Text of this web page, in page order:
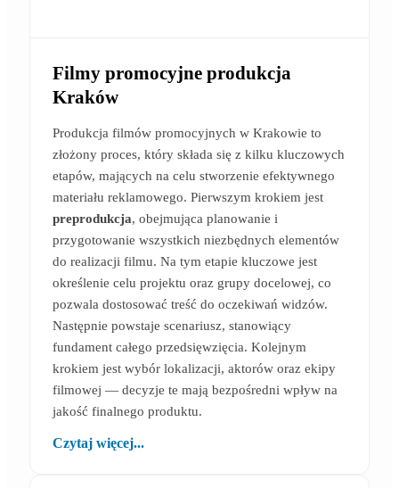
Filmy promocyjne produkcja
Kraków
Produkcja filmów promocyjnych w Krakowie to
złożony proces, który składa się z kilku kluczowych
etapów, mających na celu stworzenie efektywnego
materiału reklamowego. Pierwszym krokiem jest
preprodukcja, obejmująca planowanie i
przygotowanie wszystkich niezbędnych elementów
do realizacji filmu. Na tym etapie kluczowe jest
określenie celu projektu oraz grupy docelowej, co
pozwala dostosować treść do oczekiwań widzów.
Następnie powstaje scenariusz, stanowiący
fundament całego przedsięwzięcia. Kolejnym
krokiem jest wybór lokalizacji, aktorów oraz ekipy
filmowej — decyzje te mają bezpośredni wpływ na
jakość finalnego produktu.
Czytaj więcej...